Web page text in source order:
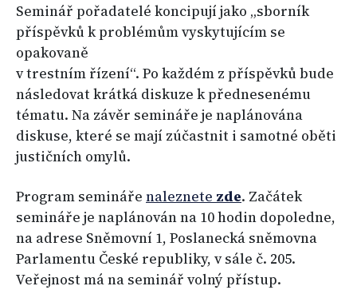
Seminář pořadatelé koncipují jako „sborník
příspěvků k problémům vyskytujícím se
opakovaně
v trestním řízení“. Po každém z příspěvků bude
následovat krátká diskuze k přednesenému
tématu. Na závěr semináře je naplánována
diskuse, které se mají zúčastnit i samotné oběti
justičních omylů.
Program semináře naleznete zde. Začátek
semináře je naplánován na 10 hodin dopoledne,
na adrese Sněmovní 1, Poslanecká sněmovna
Parlamentu České republiky, v sále č. 205.
Veřejnost má na seminář volný přístup.